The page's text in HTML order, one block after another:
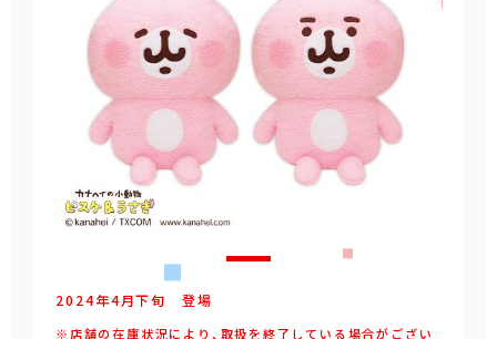
2024年4月下旬 登場
※店舗の在庫状況により、取扱を終了している場合がござい